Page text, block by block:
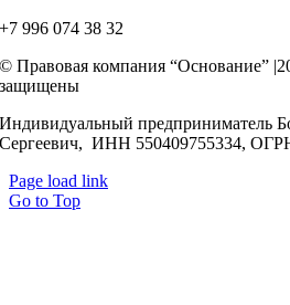
+7 996 074 38 32
© Правовая компания “Основание”
защищены
Индивидуальный предприниматель
Сергеевич, ИНН 550409755334,
Page load link
Go to Top